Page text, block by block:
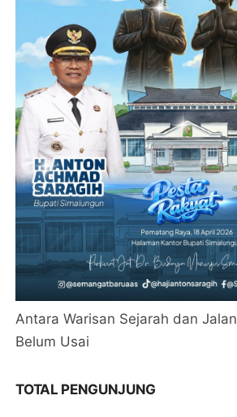
Antara Warisan Sejarah dan
Belum Usai
TOTAL PENGUNJUNG